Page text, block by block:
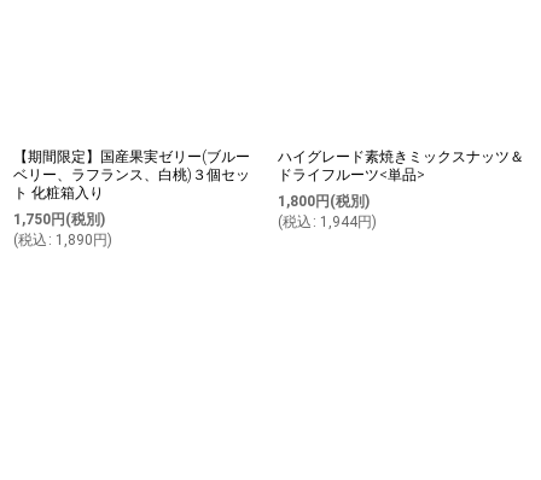
【期間限定】国産果実ゼリー(ブルー
ベリー、ラフランス、白桃)３個セッ
ト 化粧箱入り
1,750円 (税別)
(税込 : 1,890 円)
ハイグレード素焼きミックスナッツ＆
ドライフルーツ<単品>
1,800円 (税別)
(税込 : 1,944円)